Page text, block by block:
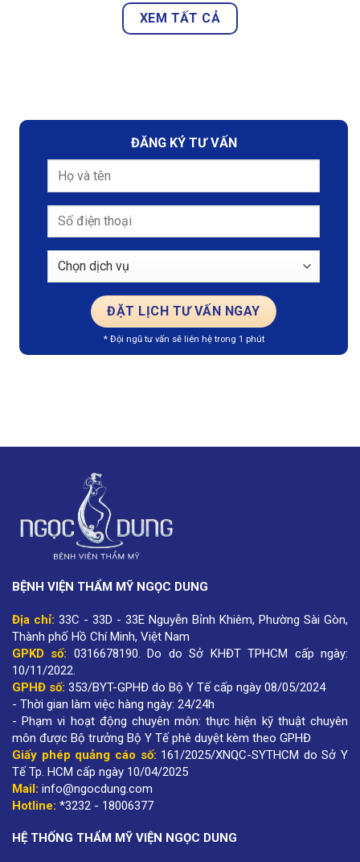
XEM TẤT CẢ
ĐĂNG KÝ TƯ VẤN
* Đội ngũ tư vấn sẽ liên hệ trong 1 phút
BỆNH VIỆN THẨM MỸ NGỌC DUNG
Địa chỉ: 33C - 33D - 33E Nguyễn Bỉnh Khiêm, Phường Sài Gòn,
Thành phố Hồ Chí Minh, Việt Nam
GPKD số: 0316678190. Do do Sở KHĐT TPHCM cấp ngày:
10/11/2022.
GPHĐ số: 353/BYT-GPHĐ do Bộ Y Tế cấp ngày 08/05/2024
- Thời gian làm việc hàng ngày: 24/24h
- Phạm vi hoạt động chuyên môn: thực hiện kỹ thuật chuyên
môn được Bộ trưởng Bộ Y Tế phê duyệt kèm theo GPHĐ
Giấy phép quảng cáo số: 161/2025/XNQC-SYTHCM do Sở Y
Tế Tp. HCM cấp ngày 10/04/2025
Mail: info@ngocdung.com
Hotline: *3232 - 18006377
HỆ THỐNG THẨM MỸ VIỆN NGỌC DUNG